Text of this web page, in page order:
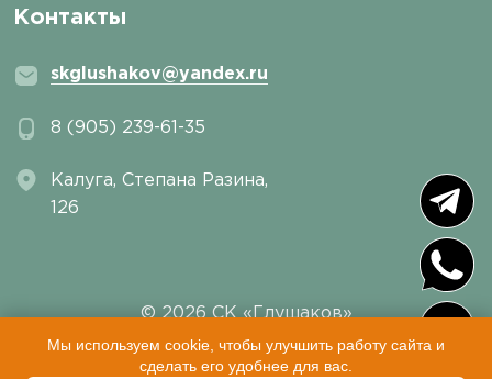
Контакты
skglushakov@yandex.ru
8 (905) 239-61-35
Калуга, ​Степана Разина,
126
© 2026 СК «Глушаков»
Пользовательское соглашение |Политика
конфиденциальности|Sitemap
Мы используем cookie, чтобы улучшить работу сайта и
сделать его удобнее для вас.